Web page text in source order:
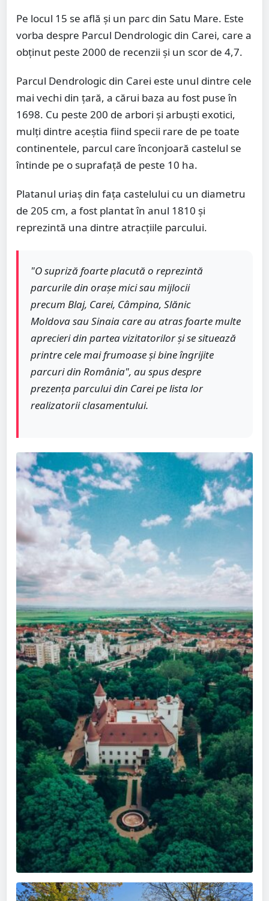
Pe locul 15 se află și un parc din Satu Mare. Este
vorba despre Parcul Dendrologic din Carei, care a
obținut peste 2000 de recenzii și un scor de 4,7.
Parcul Dendrologic din Carei este unul dintre cele
mai vechi din țară, a cărui baza au fost puse în
1698. Cu peste 200 de arbori și arbuști exotici,
mulți dintre aceștia fiind specii rare de pe toate
continentele, parcul care înconjoară castelul se
întinde pe o suprafață de peste 10 ha.
Platanul uriaș din fața castelului cu un diametru
de 205 cm, a fost plantat în anul 1810 și
reprezintă una dintre atracțiile parcului.
"O supriză foarte placută o reprezintă
parcurile din orașe mici sau mijlocii
precum Blaj, Carei, Câmpina, Slănic
Moldova sau Sinaia care au atras foarte multe
aprecieri din partea vizitatorilor și se situează
printre cele mai frumoase și bine îngrijite
parcuri din România", au spus despre
prezența parcului din Carei pe lista lor
realizatorii clasamentului.